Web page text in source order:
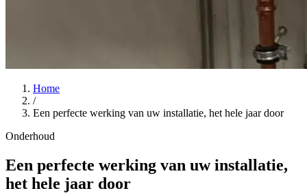
Home
/
Een perfecte werking van uw installatie, het hele jaar door
Onderhoud
Een perfecte werking van uw installatie,
het hele jaar door